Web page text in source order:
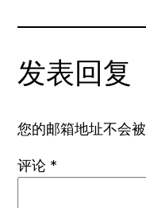
发表回复
您的邮箱地址不会被
评论 *